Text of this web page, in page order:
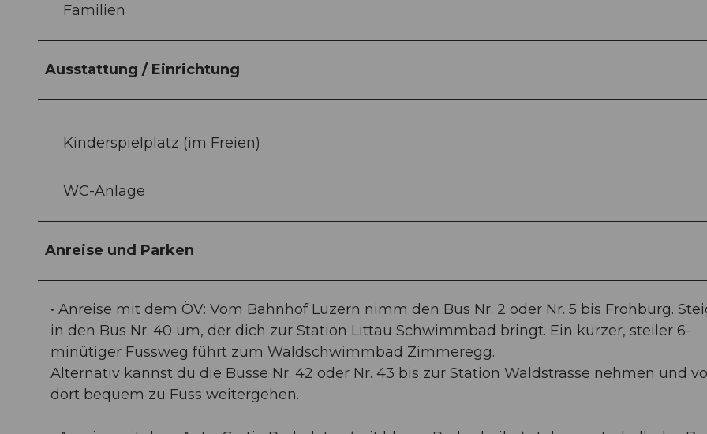
Familien
Ausstattung / Einrichtung
Kinderspielplatz (im Freien)
WC-Anlage
Anreise und Parken
• Anreise mit dem ÖV: Vom Bahnhof Luzern nimm den Bus Nr. 2 oder Nr. 5 bis Frohburg.
in den Bus Nr. 40 um, der dich zur Station Littau Schwimmbad bringt. Ein kurzer, steiler 6-
minütiger Fussweg führt zum Waldschwimmbad Zimmeregg.
Alternativ kannst du die Busse Nr. 42 oder Nr. 43 bis zur Station Waldstrasse nehmen und
dort bequem zu Fuss weitergehen.